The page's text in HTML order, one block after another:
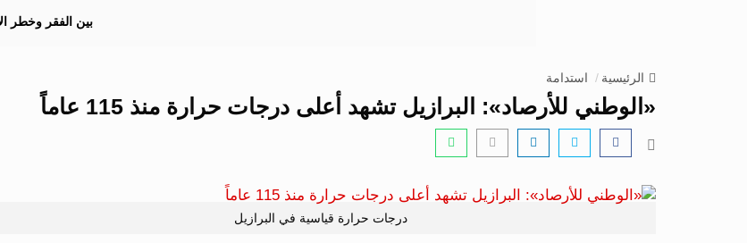
بين الفقر وخطر
الرئيسية استدامة
«الوطني للأرصاد»: البرازيل تشهد أعلى درجات حرارة منذ 115 عاماً
درجات حرارة قياسية في البرازيل